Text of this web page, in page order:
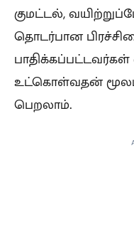
குமட்டல்,
தொடர்பான
உட்கொள்வதன்
பெறலாம்.